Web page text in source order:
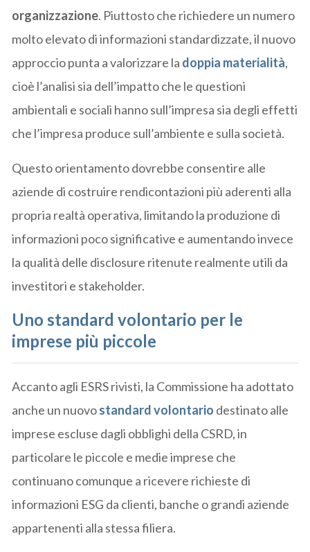
organizzazione. Piuttosto che richiedere un numero
molto elevato di informazioni standardizzate, il nuovo
approccio punta a valorizzare la doppia materialità,
cioè l’analisi sia dell’impatto che le questioni
ambientali e sociali hanno sull’impresa sia degli effetti
che l’impresa produce sull’ambiente e sulla società.
Questo orientamento dovrebbe consentire alle
aziende di costruire rendicontazioni più aderenti alla
propria realtà operativa, limitando la produzione di
informazioni poco significative e aumentando invece
la qualità delle disclosure ritenute realmente utili da
investitori e stakeholder.
Uno standard volontario per le
imprese più piccole
Accanto agli ESRS rivisti, la Commissione ha adottato
anche un nuovostandard volontario destinato alle
imprese escluse dagli obblighi della CSRD, in
particolare le piccole e medie imprese che
continuano comunque a ricevere richieste di
informazioni ESG da clienti, banche o grandi aziende
appartenenti alla stessa filiera.